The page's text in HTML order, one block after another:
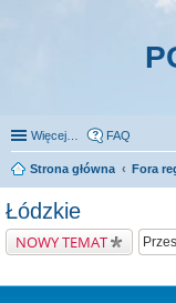
Więcej… FAQ
Strona główna Fora
Łódzkie
NOWY TEMAT